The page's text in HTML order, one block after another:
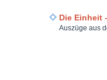
Die Einheit
Auszüge aus